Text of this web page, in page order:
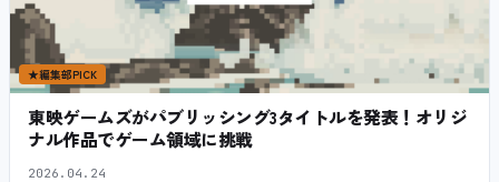
★編集部PICK
東映ゲームズがパブリッシング3タイトルを発表！オリジ
ナル作品でゲーム領域に挑戦
2026.04.24